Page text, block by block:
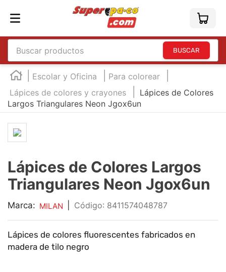
Buscar productos
Escolar y Oficina
Para colorear
Lápices de colores y crayones
Lápices de Colores
Largos Triangulares Neon Jgox6un
Lápices de Colores Largos
Triangulares Neon Jgox6un
Marca: MILAN : 8411574048787
Lápices de colores fluorescentes fabricados en
madera de tilo negro
TÉRMINOS MÁS BUSCADOS
england
2.
marcador e300
3.
4.
5.
6
marcadores
audifonos
8.
teclado
.
10. cuadernos